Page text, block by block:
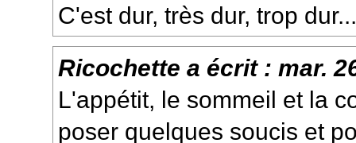
C'est dur, très dur, trop
Ricochette a écrit :mar.
L'appétit, le sommeil et la
poser quelques soucis et